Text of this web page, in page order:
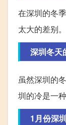
在深圳的冬
太大的差别。
深圳冬天
虽然深圳的
圳的冷是一
1月份深